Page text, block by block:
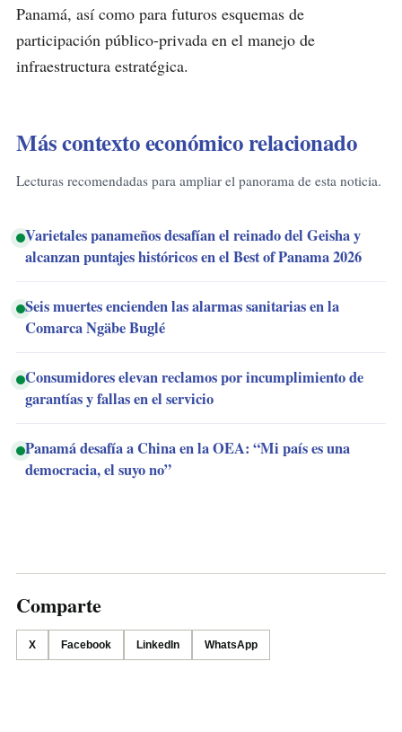
Panamá, así como para futuros esquemas de
participación público-privada en el manejo de
infraestructura estratégica.
Más contexto económico relacionado
Lecturas recomendadas para ampliar el panorama de esta noticia.
Varietales panameños desafían el reinado del Geisha y
alcanzan puntajes históricos en el Best of Panama 2026
Seis muertes encienden las alarmas sanitarias en la
Comarca Ngäbe Buglé
Consumidores elevan reclamos por incumplimiento de
garantías y fallas en el servicio
Panamá desafía a China en la OEA: “Mi país es una
democracia, el suyo no”
Comparte
X Facebook LinkedIn WhatsApp